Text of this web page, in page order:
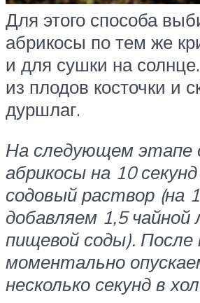
Для этого способа
абрикосы по тем же
и для сушки на
из плодов косточки и
дуршлаг.
На следующем этапе
абрикосы на 10
содовый раствор (на
добавляем 1,5 чайной
пищевой соды). После
моментально
несколько секунд в